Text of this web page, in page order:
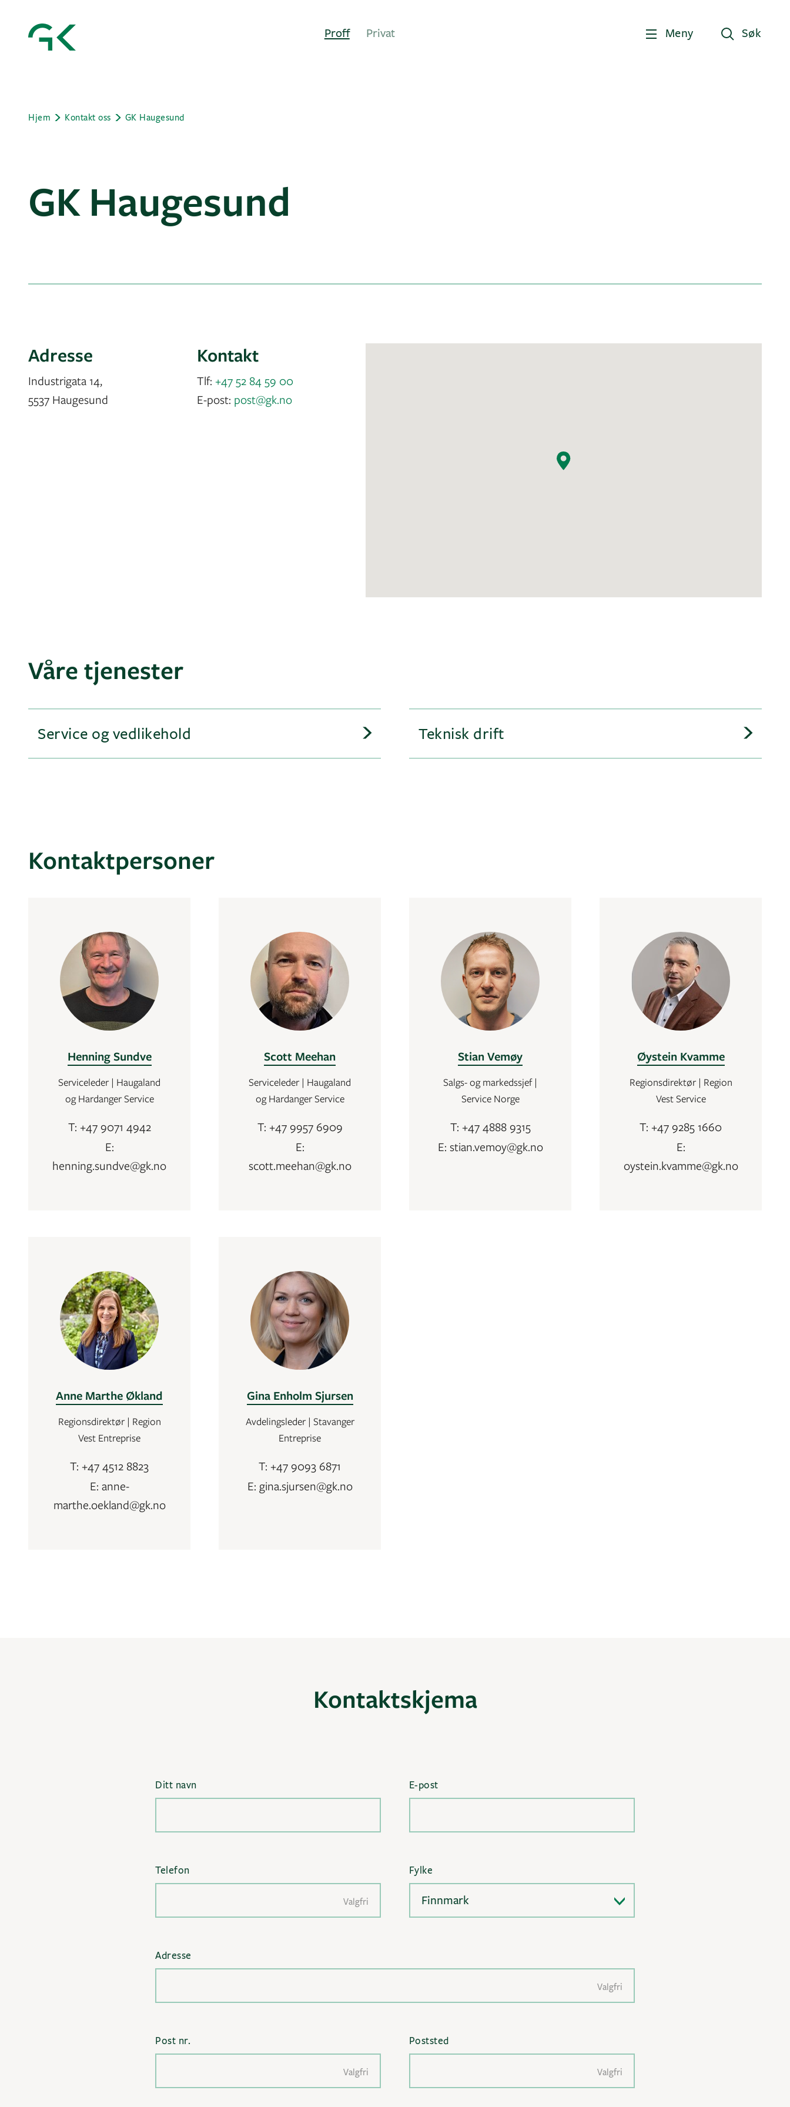
Proff Privat Meny Søk
Hjem Kontakt oss GK Haugesund
GK Haugesund
Adresse
Industrigata 14,
5537 Haugesund
Kontakt
Tlf: +47 52 84 59 00
E-post: post@gk.no
Våre tjenester
Service og vedlikehold Teknisk drift
Kontaktpersoner
Henning Sundve
Serviceleder | Haugaland
og Hardanger Service
T: +47 9071 4942
E:
henning.sundve@gk.no
Scott Meehan
Serviceleder | Haugaland
og Hardanger Service
T: +47 9957 6909
E:
scott.meehan@gk.no
Stian Vemøy
Salgs- og markedssjef |
Service Norge
T: +47 4888 9315
E: stian.vemoy@gk.no
Øystein Kvamme
Regionsdirektør | Region
Vest Service
T: +47 9285 1660
E:
oystein.kvamme@gk.no
Anne Marthe Økland
Regionsdirektør | Region
Vest Entreprise
T: +47 4512 8823
E: anne-
marthe.oekland@gk.no
Gina Enholm Sjursen
Avdelingsleder | Stavanger
Entreprise
T: +47 9093 6871
E: gina.sjursen@gk.no
Kontaktskjema
Ditt navn E-post
Telefon
Valgfri
Fylke
Finnmark
Adresse
Valgfri
Post nr.
Valgfri
Poststed
Valgfri